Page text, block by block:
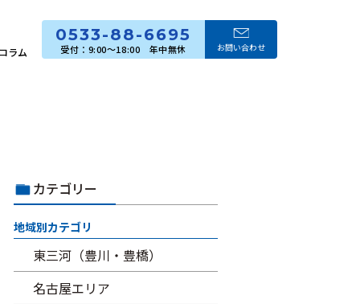
ラム
0533-88-6695
お問い合わせ
カテゴリー
地域別カテゴリ
東三河（豊川・豊橋）
名古屋エリア